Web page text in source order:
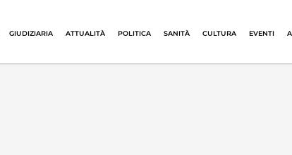
GIUDIZIARIA ATTUALITÀ POLITICA SANITÀ CULTURA EVENTI